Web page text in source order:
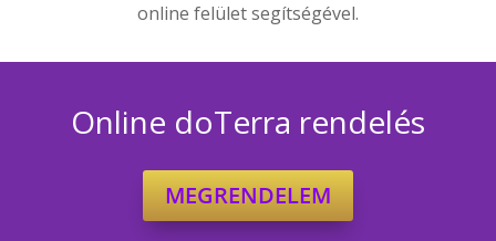
online felület segítségével.
Online doTerra rendelés
MEGRENDELEM